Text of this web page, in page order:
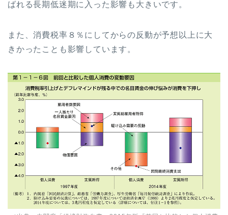
ばれる長期低迷期に入った影響も大きいです。
また、消費税率８％にしてからの反動が予想以上に大
きかったことも影響しています。